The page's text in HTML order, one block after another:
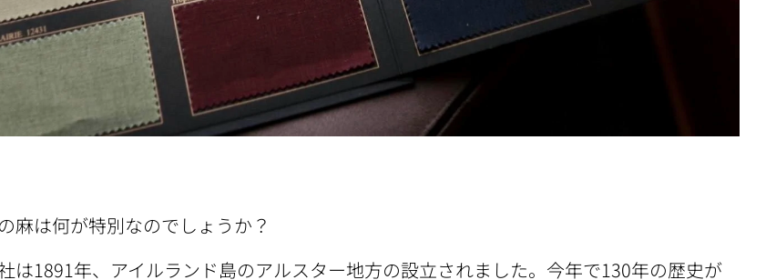
麻は何が特別なのでしょうか？
社は1891年、アイルランド島のアルスター地方の設立されました。今年で130年の歴史が